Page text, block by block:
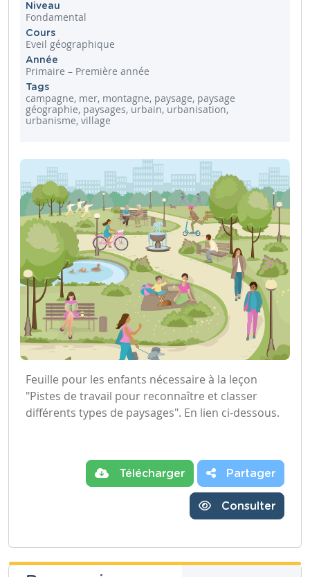
Niveau
Fondamental
Cours
Eveil géographique
Année
Primaire – Première année
Tags
campagne, mer, montagne, paysage, paysage
géographie, paysages, urbain, urbanisation,
urbanisme, village
Feuille pour les enfants nécessaire à la leçon
"Pistes de travail pour reconnaître et classer
différents types de paysages". En lien ci-dessous.
Télécharger Partager
Consulter